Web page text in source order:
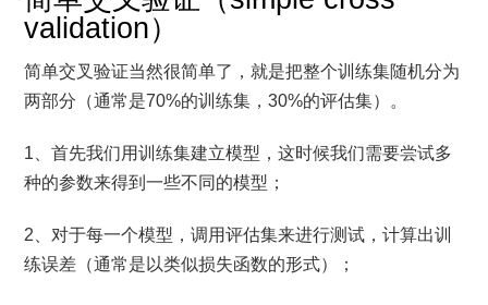
validation）
简单交叉验证当然很简单了，就是把整个训练集随机分为
两部分（通常是70%的训练集，30%的评估集）。
1、首先我们用训练集建立模型，这时候我们需要尝试多
种的参数来得到一些不同的模型；
2、对于每一个模型，调用评估集来进行测试，计算出训
练误差（通常是以类似损失函数的形式）；